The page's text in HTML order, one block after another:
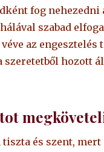
fog
szabad
az
szeretetből hozott
és szent,